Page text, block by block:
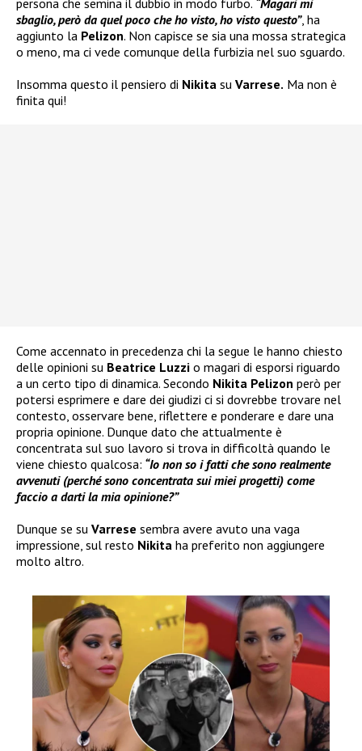
sbaglio, però da quel poco che ho visto, ho visto questo”, ha
aggiunto la Pelizon. Non capisce se sia una mossa strategica
o meno, ma ci vede comunque della furbizia nel suo sguardo.
Insomma questo il pensiero di Nikita su Varrese. Ma non è
finita qui!
Come accennato in precedenza chi la segue le hanno chiesto
delle opinioni su Beatrice Luzzi o magari di esporsi riguardo
a un certo tipo di dinamica. Secondo Nikita Pelizon però per
potersi esprimere e dare dei giudizi ci si dovrebbe trovare nel
contesto, osservare bene, riflettere e ponderare e dare una
propria opinione. Dunque dato che attualmente è
concentrata sul suo lavoro si trova in difficoltà quando le
viene chiesto qualcosa: “Io non so i fatti che sono realmente
avvenuti (perché sono concentrata sui miei progetti) come
faccio a darti la mia opinione?”
Dunque se su Varrese sembra avere avuto una vaga
impressione, sul resto Nikita ha preferito non aggiungere
molto altro.